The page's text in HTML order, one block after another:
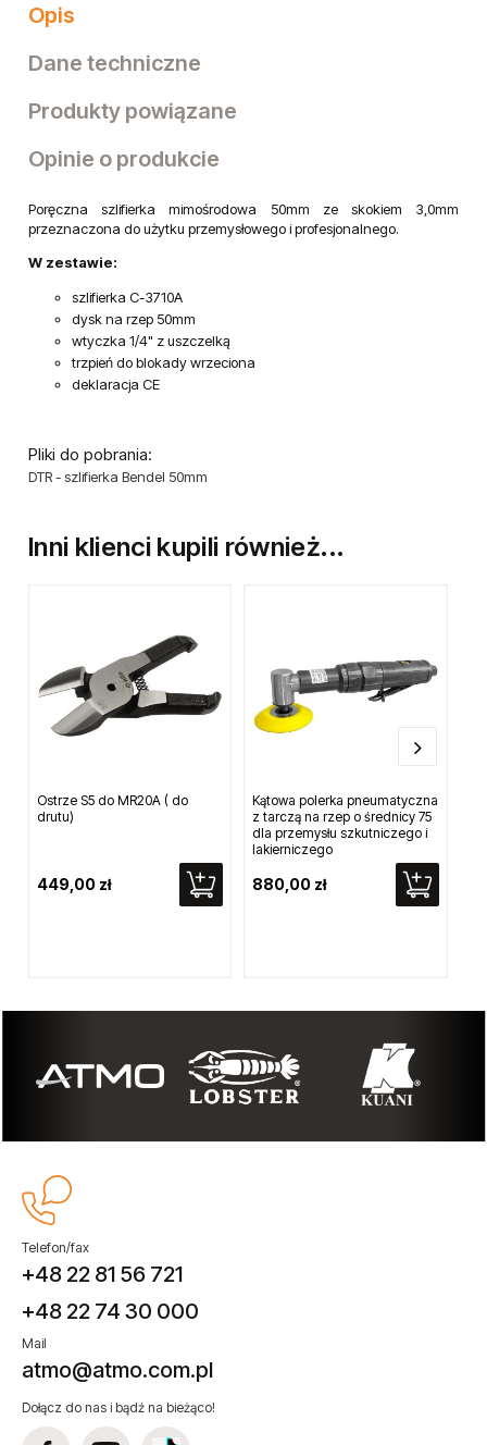
Opis
Dane techniczne
Produkty powiązane
Opinie o produkcie
Poręczna szlifierka mimośrodowa 50mm ze skokiem 3,0mm
przeznaczona do użytku przemysłowego i profesjonalnego.
W zestawie:
szlifierka C-3710A
dysk na rzep 50mm
wtyczka 1/4" z uszczelką
trzpień do blokady wrzeciona
deklaracja CE
Pliki do pobrania:
DTR - szlifierka Bendel 50mm
Inni klienci kupili również...
Ostrze S5 do MR20A ( do
drutu)
449,00 zł
Kątowa polerka pneumatyczna
z tarczą na rzep o średnicy 75
dla przemysłu szkutniczego i
lakierniczego
880,00 zł
Telefon/fax
+48 22 81 56 721
+48 22 74 30 000
Mail
atmo@atmo.com.pl
Dołącz do nas i bądź na bieżąco!